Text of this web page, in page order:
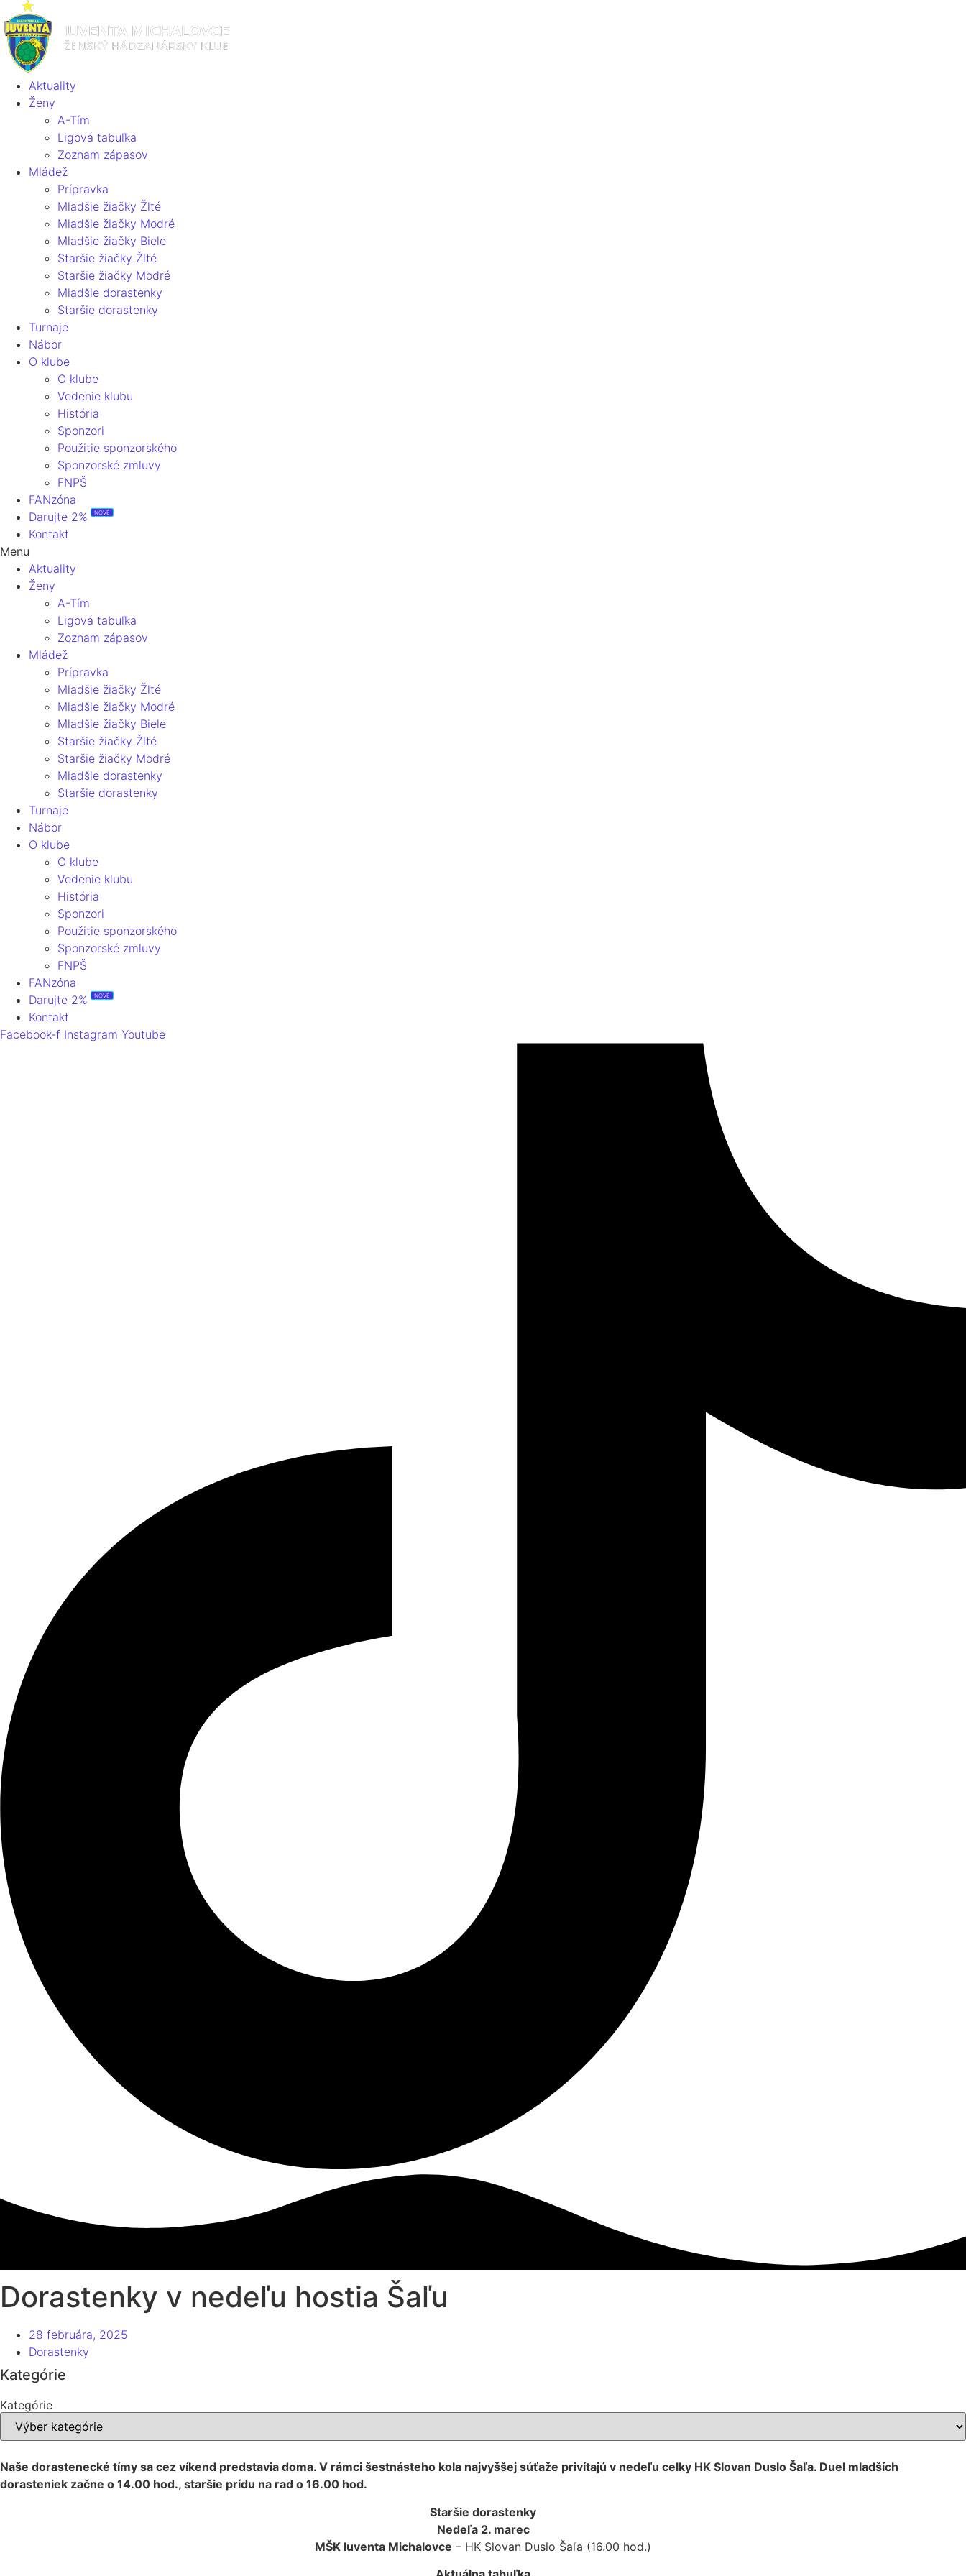
Aktuality
Ženy
A-Tím
Ligová tabuľka
Zoznam zápasov
Mládež
Prípravka
Mladšie žiačky Žlté
Mladšie žiačky Modré
Mladšie žiačky Biele
Staršie žiačky Žlté
Staršie žiačky Modré
Mladšie dorastenky
Staršie dorastenky
Turnaje
Nábor
O klube
O klube
Vedenie klubu
História
Sponzori
Použitie sponzorského
Sponzorské zmluvy
FNPŠ
FANzóna
Darujte 2%
NOVÉ
Kontakt
Menu
Aktuality
Ženy
A-Tím
Ligová tabuľka
Zoznam zápasov
Mládež
Prípravka
Mladšie žiačky Žlté
Mladšie žiačky Modré
Mladšie žiačky Biele
Staršie žiačky Žlté
Staršie žiačky Modré
Mladšie dorastenky
Staršie dorastenky
Turnaje
Nábor
O klube
O klube
Vedenie klubu
História
Sponzori
Použitie sponzorského
Sponzorské zmluvy
FNPŠ
FANzóna
Darujte 2%
NOVÉ
Kontakt
Facebook-f Instagram Youtube
Dorastenky v nedeľu hostia Šaľu
28 februára, 2025
Dorastenky
Kategórie
Kategórie
Naše dorastenecké tímy sa cez víkend predstavia doma. V rámci šestnásteho kola najvyššej súťaže privítajú v nedeľu celky HK Slovan Duslo Šaľa. Duel mladších
dorasteniek začne o 14.00 hod., staršie prídu na rad o 16.00 hod.
Staršie dorastenky
Nedeľa 2. marec
MŠK Iuventa Michalovce – HK Slovan Duslo Šaľa (16.00 hod.)